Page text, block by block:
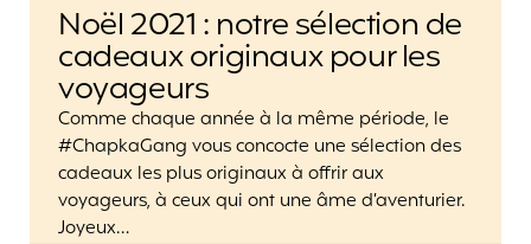
Noël 2021 : notre sélection de
cadeaux originaux pour les
voyageurs
Comme chaque année à la même période, le
#ChapkaGang vous concocte une sélection des
cadeaux les plus originaux à offrir aux
voyageurs, à ceux qui ont une âme d’aventurier.
Joyeux…